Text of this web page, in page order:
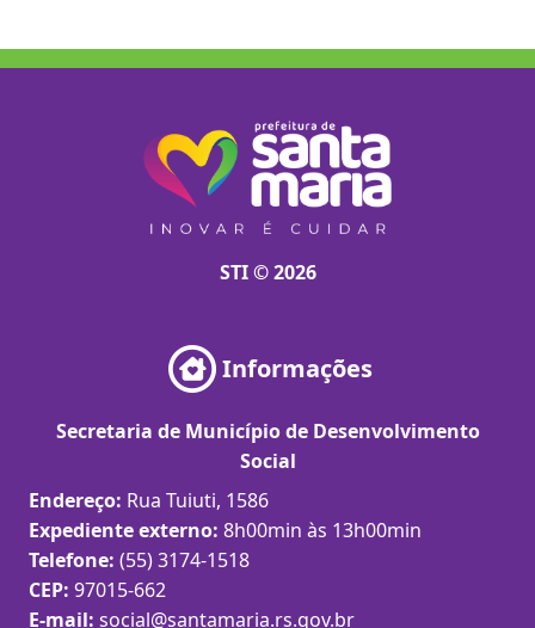
STI © 2026
Informações
Secretaria de Município de Desenvolvimento
Social
Endereço: Rua Tuiuti, 1586
Expediente externo: 8h00min às 13h00min
Telefone: (55) 3174-1518
CEP: 97015-662
E-mail: social@santamaria.rs.gov.br